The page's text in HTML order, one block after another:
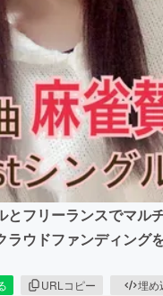
フリーランスでマル
ウドファンディング
URLコピー 埋め